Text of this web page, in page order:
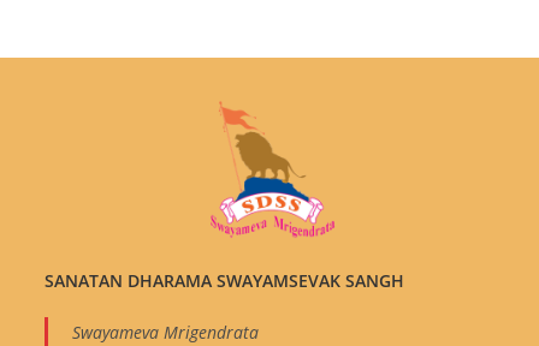
SANATAN DHARAMA SWAYAMSEVAK SANGH
Swayameva Mrigendrata